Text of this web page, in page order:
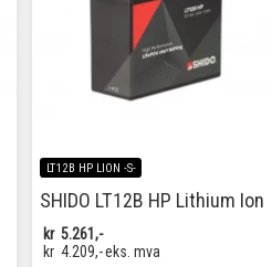
LT12B HP LION -S-
SHIDO LT12B HP Lithium Ion
kr 5.261,-
kr 4.209,-eks. mva